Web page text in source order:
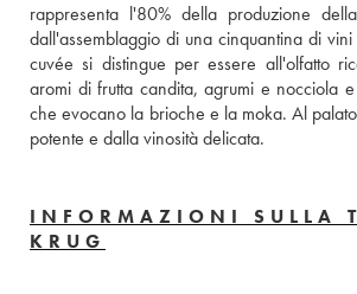
rappresenta l'80% della produzione
dall'assemblaggio di una cinquantina di
cuvée si distingue per essere all'olfatto
aromi di frutta candita, agrumi e nocciola
che evocano la brioche e la moka. Al
INFORMAZIONI SULLA
KRUG